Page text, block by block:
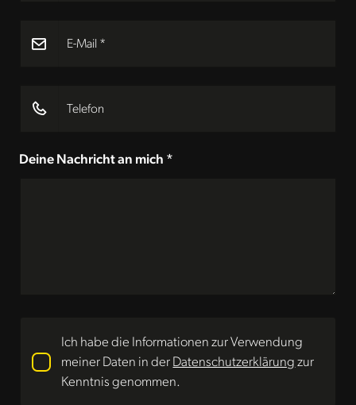
E-Mail *
Telefon
Deine Nachricht an mich *
Ich habe die Informationen zur Verwendung
meiner Daten in der Datenschutzerklärung zur
Kenntnis genommen.